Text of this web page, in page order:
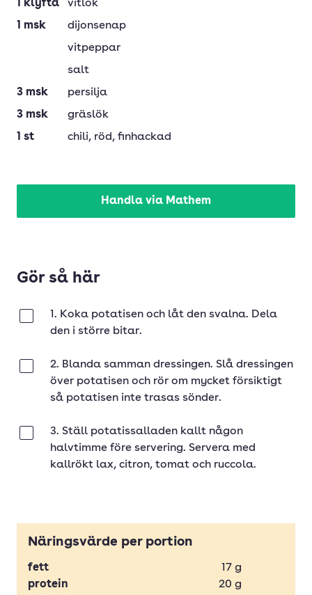
1
klyfta
vitlök
1 msk
dijonsenap
vitpeppar
salt
3 msk
persilja
3 msk
gräslök
1 st chili, röd, finhackad
Handla via Mathem
Gör så här
1. Koka potatisen och låt den svalna. Dela
den i större bitar.
2. Blanda samman dressingen. Slå dressingen
över potatisen och rör om mycket försiktigt
så potatisen inte trasas sönder.
3. Ställ potatissalladen kallt någon
halvtimme före servering. Servera med
kallrökt lax, citron, tomat och ruccola.
Näringsvärde per portion
fett 17 g
protein
20 g